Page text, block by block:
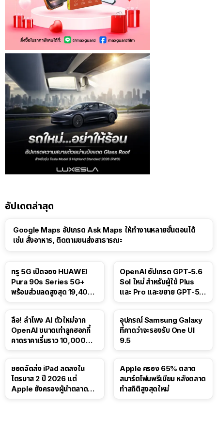
อัปเดตล่าสุด
Google Maps อัปเกรด Ask Maps ให้ทำงานหลายขั้นตอนได้
เช่น สั่งอาหาร, ติดตามขนส่งสาธารณะ
ทรู 5G เปิดจอง HUAWEI
Pura 90s Series 5G+
พร้อมส่วนลดสูงสุด 19,400
OpenAI อัปเกรด GPT-5.6
Sol ใหม่ สำหรับผู้ใช้ Plus
และ Pro และขยาย GPT-5.6
ลือ! ลำโพง AI ตัวใหม่จาก
OpenAI ขนาดเท่าลูกฮอกกี้
คาดราคาเริ่มราว 10,000
อุปกรณ์ Samsung Galaxy
ที่คาดว่าจะรองรับ One UI
9.5
ยอดจัดส่ง iPad ลดลงใน
ไตรมาส 2 ปี 2026 แต่
Apple ยังครองผู้นำตลาด
Apple ครอง 65% ตลาด
สมาร์ตโฟนพรีเมียม หลังตลาด
ทำสถิติสูงสุดใหม่